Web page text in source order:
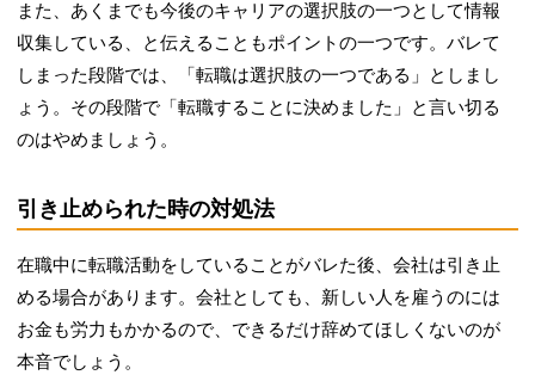
また、あくまでも今後のキャリアの選択肢の一つとして情報
収集している、と伝えることもポイントの一つです。バレて
しまった段階では、「転職は選択肢の一つである」としまし
ょう。その段階で「転職することに決めました」と言い切る
のはやめましょう。
引き止められた時の対処法
在職中に転職活動をしていることがバレた後、会社は引き止
める場合があります。会社としても、新しい人を雇うのには
お金も労力もかかるので、できるだけ辞めてほしくないのが
本音でしょう。